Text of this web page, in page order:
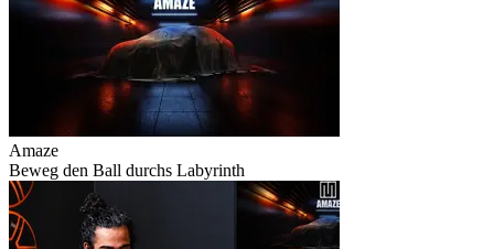
Amaze
Beweg den Ball durchs Labyrinth